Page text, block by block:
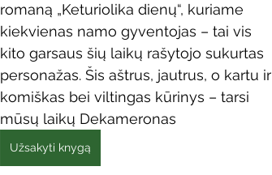
Kaimo bibliotekų renginiai
Žymios datos Mobilioji biblioteka
romaną „Keturiolika dienų“, kuriame
kiekvienas namo gyventojas – tai vis
kito garsaus šių laikų rašytojo sukurtas
personažas. Šis aštrus, jautrus, o kartu ir
komiškas bei viltingas kūrinys – tarsi
mūsų laikų Dekameronas
Užsakyti knygą